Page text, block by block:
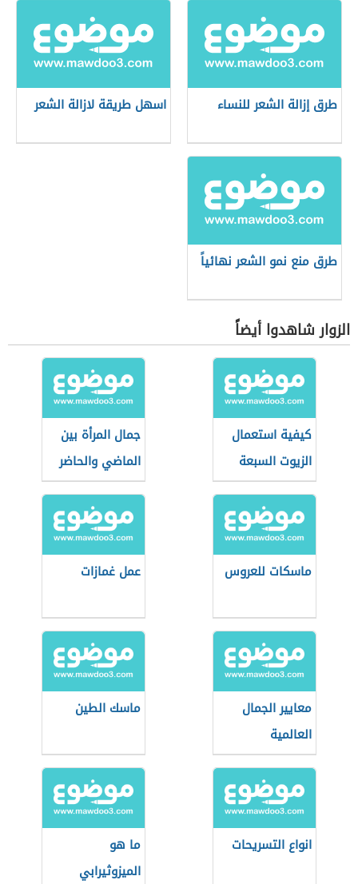
طرق إزالة الشعر للنساء اسهل طريقة لازالة الشعر
طرق منع نمو الشعر نهائياً
الزوار شاهدوا أيضاً
كيفية استعمال
الزيوت السبعة
جمال المرأة بين
الماضي والحاضر
ماسكات للعروس عمل غمازات
معايير الجمال
العالمية
ماسك الطين
انواع التسريحات
ما هو
الميزوثيرابي